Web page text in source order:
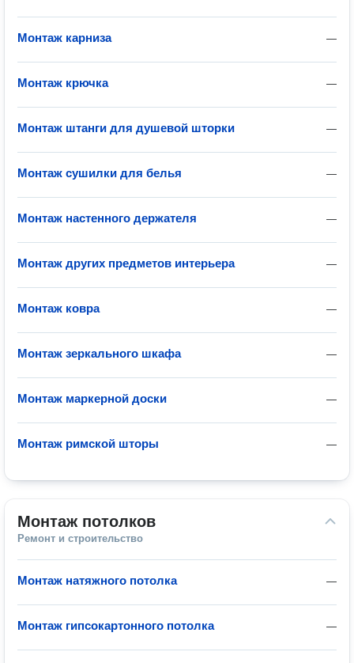
—
Монтаж карниза
—
Монтаж крючка
—
Монтаж штанги для душевой шторки
—
Монтаж сушилки для белья
—
Монтаж настенного держателя
—
Монтаж других предметов интерьера
—
Монтаж ковра
—
Монтаж зеркального шкафа
—
Монтаж маркерной доски
—
Монтаж римской шторы
Монтаж потолков
Ремонт и строительство
—
Монтаж натяжного потолка
—
Монтаж гипсокартонного потолка